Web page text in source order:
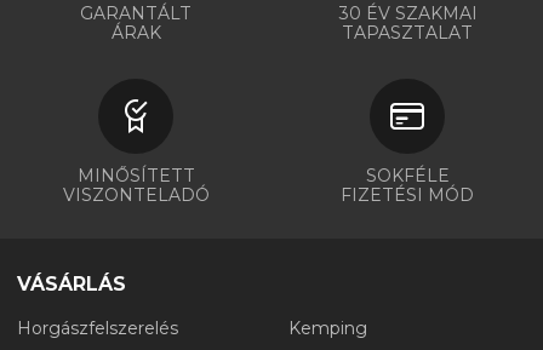
GARANTÁLT
ÁRAK
30 ÉV SZAKMAI
TAPASZTALAT
MINŐSÍTETT
VISZONTELADÓ
SOKFÉLE
FIZETÉSI MÓD
VÁSÁRLÁS
Horgászfelszerelés
Kemping